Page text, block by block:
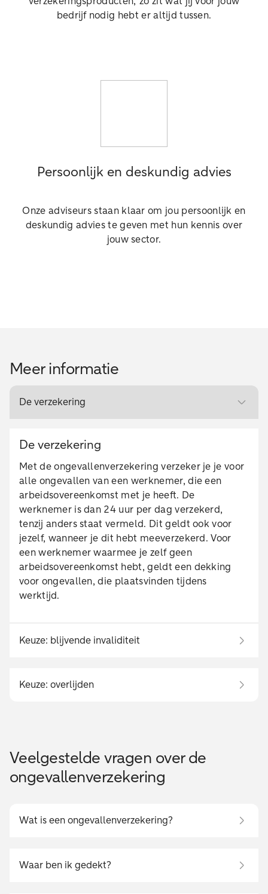
bedrijf nodig hebt er altijd tussen.
Persoonlijk en deskundig advies
Onze adviseurs staan klaar om jou persoonlijk en
deskundig advies te geven met hun kennis over
jouw sector.
Meer informatie
De verzekering
De verzekering
Met de ongevallenverzekering verzeker je je voor
alle ongevallen van een werknemer, die een
arbeidsovereenkomst met je heeft. De
werknemer is dan 24 uur per dag verzekerd,
tenzij anders staat vermeld. Dit geldt ook voor
jezelf, wanneer je dit hebt meeverzekerd. Voor
een werknemer waarmee je zelf geen
arbeidsovereenkomst hebt, geldt een dekking
voor ongevallen, die plaatsvinden tijdens
werktijd.
Keuze: blijvende invaliditeit
Keuze: overlijden
Veelgestelde vragen over de
ongevallenverzekering
Wat is een ongevallenverzekering?
Waar ben ik gedekt?